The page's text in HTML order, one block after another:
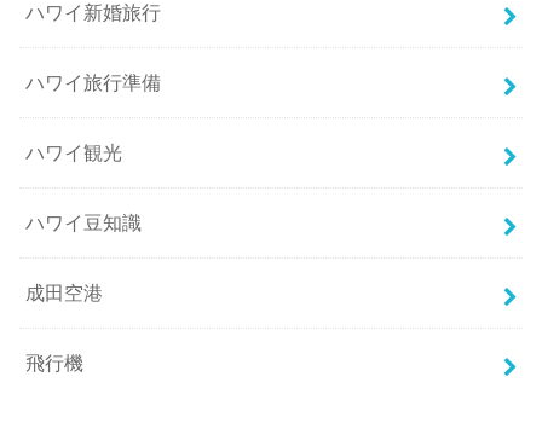
ハワイ新婚旅行
ハワイ旅行準備
ハワイ観光
ハワイ豆知識
成田空港
飛行機